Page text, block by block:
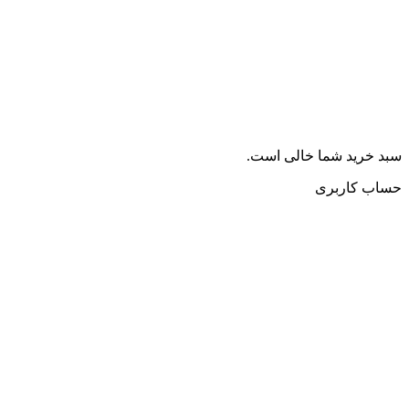
سبد خرید شما خالی است.
حساب کاربری